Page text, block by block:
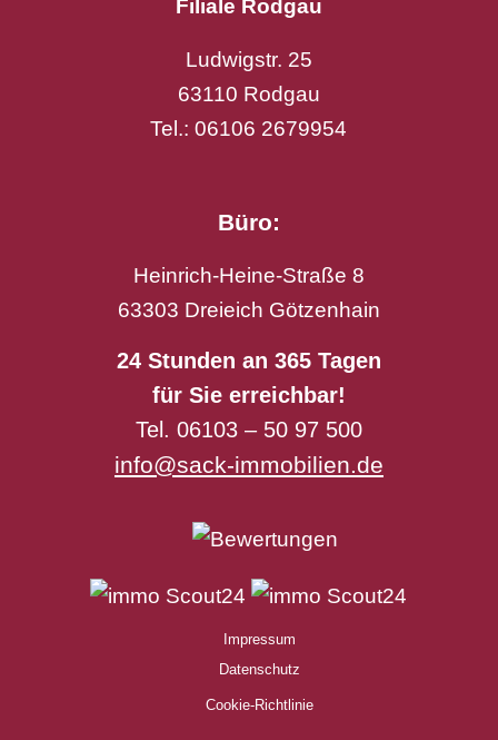
Filiale Rodgau
Ludwigstr. 25
63110 Rodgau
Tel.: 06106 2679954
Büro:
Heinrich-Heine-Straße 8
63303 Dreieich Götzenhain
24 Stunden an 365 Tagen
für Sie erreichbar!
Tel. 06103 – 50 97 500
info@sack-immobilien.de
Impressum
Datenschutz
Cookie-Richtlinie